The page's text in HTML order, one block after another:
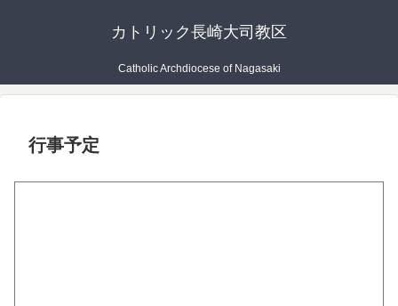
カトリック長崎大司教区
Catholic Archdiocese of Nagasaki
行事予定